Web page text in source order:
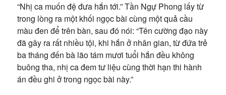
“Nhị ca muốn đệ đưa hắn tới.” Tần Ngự Phong lấy từ
trong lòng ra một khối ngọc bài cùng một quả cầu
màu đen để trên bàn, sau đó nói: “Tên cường đạo này
đã gây ra rất nhiều tội, khi hắn ở nhân gian, từ đứa trẻ
ba tháng đến bà lão tám mươi tuổi hắn đều không
buông tha, nhị ca đem tư liệu cùng thời hạn thi hành
án đều ghi ở trong ngọc bài này.”